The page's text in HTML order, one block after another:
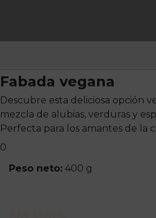
Fabada vegana
Descubre esta deliciosa opción
mezcla de alubias, verduras y
Perfecta para los amantes de la
0
Peso neto: 400 g